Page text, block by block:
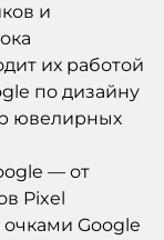
и
их работой
по дизайну
ювелирных
— от
Pixel
Google